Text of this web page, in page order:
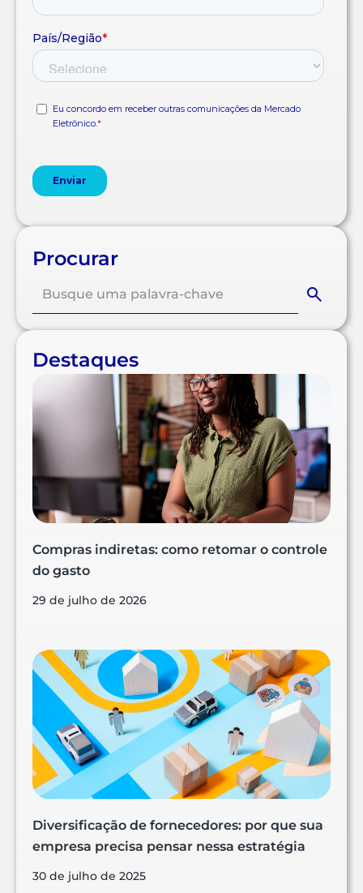
Procurar
Destaques
Compras indiretas: como retomar o controle
do gasto
29 de julho de 2026
Diversificação de fornecedores: por que sua
empresa precisa pensar nessa estratégia
30 de julho de 2025